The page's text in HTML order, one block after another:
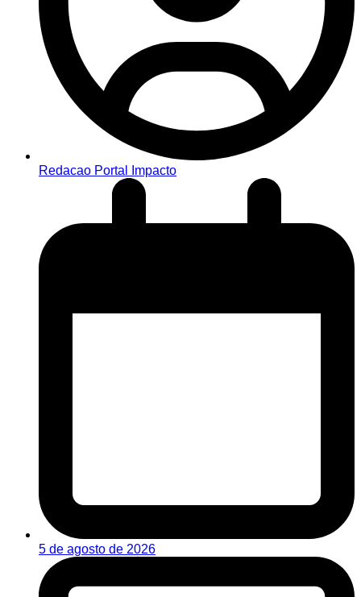
Redacao Portal Impacto
5 de agosto de 2026